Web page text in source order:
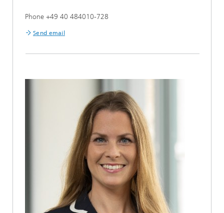
Phone +49 40 484010-728
Send email